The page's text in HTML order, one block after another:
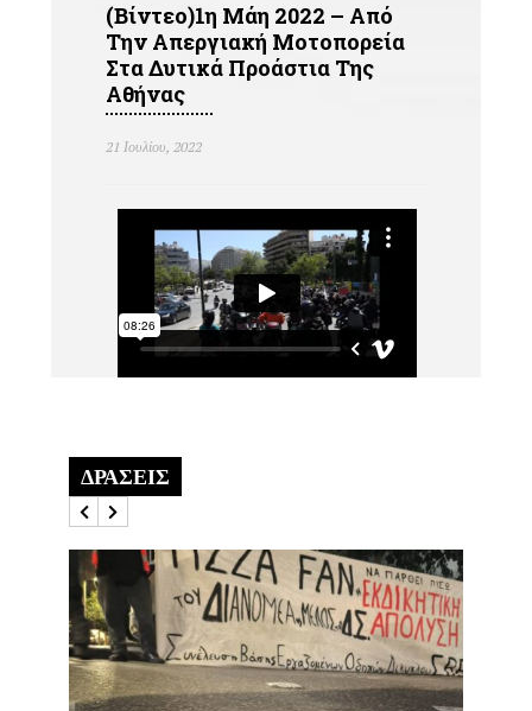
(Βίντεο)1η Μάη 2022 – Από
Την Απεργιακή Μοτοπορεία
Στα Δυτικά Προάστια Της
Αθήνας
21 Ιουλίου, 2022
ΔΡΑΣΕΙΣ